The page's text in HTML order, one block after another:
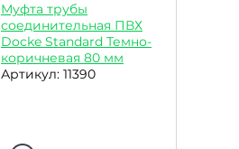
Муфта трубы
соединительная ПВХ
Docke Standard Темно-
коричневая 80 мм
Артикул: 11390